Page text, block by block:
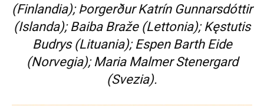
(Finlandia); Þorgerður Katrín Gunnarsdóttir
(Islanda); Baiba Braže (Lettonia); Kęstutis
Budrys (Lituania); Espen Barth Eide
(Norvegia); Maria Malmer Stenergard
(Svezia).